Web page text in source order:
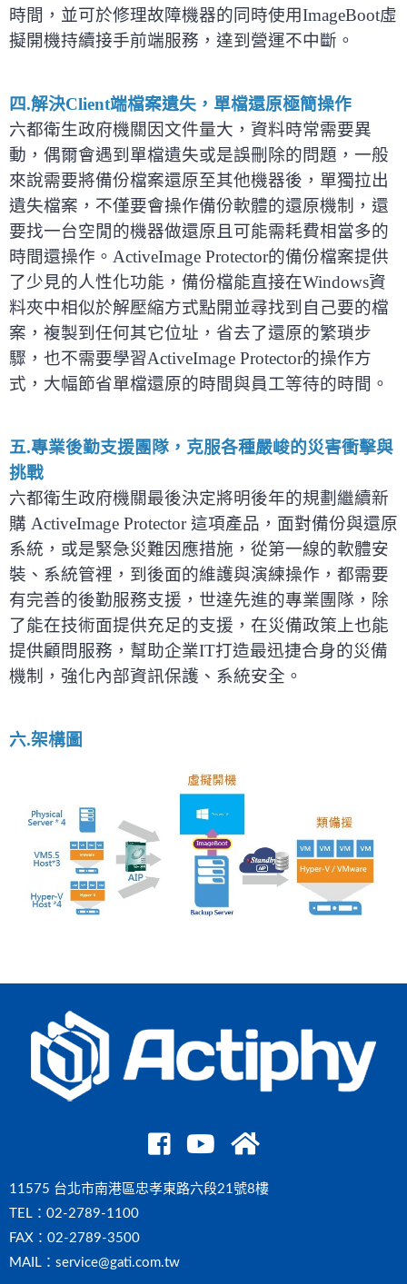
時間，並可於修理故障機器的同時使用ImageBoot虛
擬開機持續接手前端服務，達到營運不中斷。
四.解決Client端檔案遺失，單檔還原極簡操作
六都衛生政府機關因文件量大，資料時常需要異
動，偶爾會遇到單檔遺失或是誤刪除的問題，一般
來說需要將備份檔案還原至其他機器後，單獨拉出
遺失檔案，不僅要會操作備份軟體的還原機制，還
要找一台空閒的機器做還原且可能需耗費相當多的
時間還操作。ActiveImage Protector的備份檔案提供
了少見的人性化功能，備份檔能直接在Windows資
料夾中相似於解壓縮方式點開並尋找到自己要的檔
案，複製到任何其它位址，省去了還原的繁瑣步
驟，也不需要學習ActiveImage Protector的操作方
式，大幅節省單檔還原的時間與員工等待的時間。
五.專業後勤支援團隊，克服各種嚴峻的災害衝擊與
挑戰
六都衛生政府機關最後決定將明後年的規劃繼續新
購 ActiveImage Protector 這項產品，面對備份與還原
系統，或是緊急災難因應措施，從第一線的軟體安
裝、系統管裡，到後面的維護與演練操作，都需要
有完善的後勤服務支援，世達先進的專業團隊，除
了能在技術面提供充足的支援，在災備政策上也能
提供顧問服務，幫助企業IT打造最迅捷合身的災備
機制，強化內部資訊保護、系統安全。
六.架構圖
11575 台北市南港區忠孝東路六段21號8樓
TEL： 02-2789-1100
FAX：02-2789-3500
MAIL： service@gati.com.tw